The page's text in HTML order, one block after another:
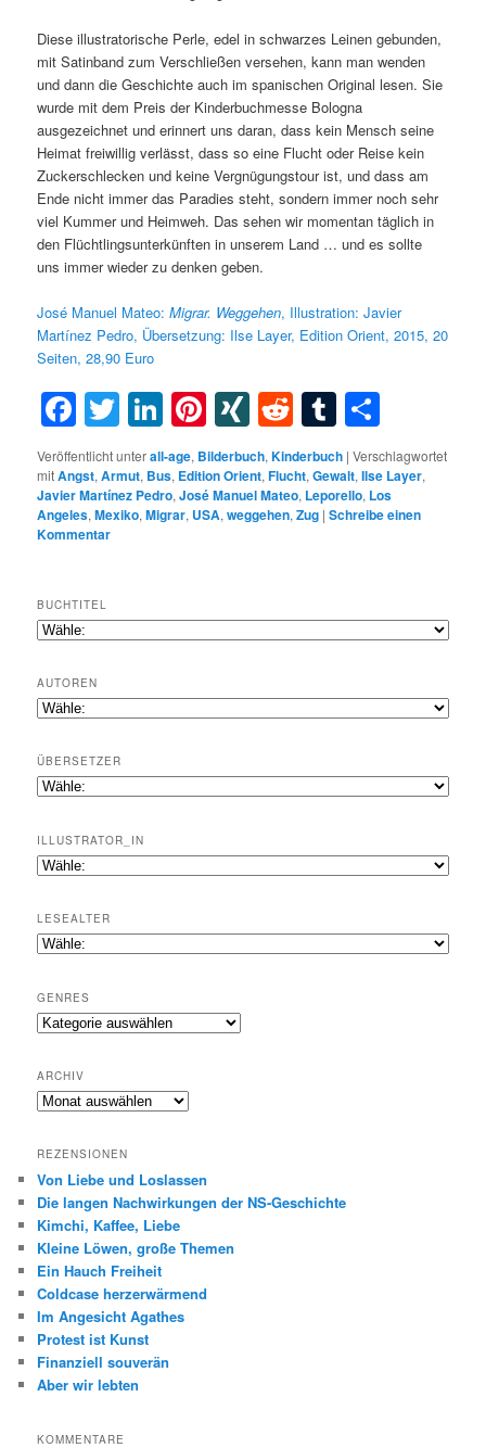
Diese illustratorische Perle, edel in schwarzes Leinen gebunden,
mit Satinband zum Verschließen versehen, kann man wenden
und dann die Geschichte auch im spanischen Original lesen. Sie
wurde mit dem Preis der Kinderbuchmesse Bologna
ausgezeichnet und erinnert uns daran, dass kein Mensch seine
Heimat freiwillig verlässt, dass so eine Flucht oder Reise kein
Zuckerschlecken und keine Vergnügungstour ist, und dass am
Ende nicht immer das Paradies steht, sondern immer noch sehr
viel Kummer und Heimweh. Das sehen wir momentan täglich in
den Flüchtlingsunterkünften in unserem Land … und es sollte
uns immer wieder zu denken geben.
José Manuel Mateo:Migrar. Weggehen, Illustration: Javier
Martínez Pedro, Übersetzung: Ilse Layer, Edition Orient, 2015, 20
Seiten, 28,90 Euro
Facebook
Twitter
LinkedIn
Pinterest
XINGRedditTumblr
Veröffentlicht unterall-age, Bilderbuch,Kinderbuch |Verschlagwortet
mitAngst,Armut, Bus, Edition Orient,Flucht,Gewalt,Ilse Layer,
Javier Martínez Pedro,José Manuel Mateo, Leporello, Los
Angeles,Mexiko,Migrar, USA,weggehen,Zug |Schreibe einen
Kommentar
BUCHTITEL
AUTOREN
ÜBERSETZER
ILLUSTRATOR_IN
LESEALTER
GENRES
Genres
ARCHIV
Archiv
REZENSIONEN
Von Liebe und Loslassen
Die langen Nachwirkungen der NS-Geschichte
Kimchi, Kaffee, Liebe
Kleine Löwen, große Themen
Ein Hauch Freiheit
Coldcase herzerwärmend
Im Angesicht Agathes
Protest ist Kunst
Finanziell souverän
Aber wir lebten
KOMMENTARE